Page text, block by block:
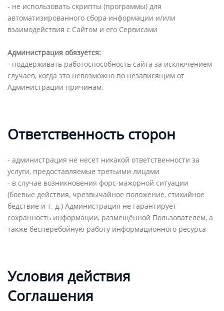
- не использовать скрипты (программы) для
автоматизированного сбора информации и/или
взаимодействия с Сайтом и его Сервисами
Администрация обязуется:
- поддерживать работоспособность сайта за исключением
случаев, когда это невозможно по независящим от
Администрации причинам.
Ответственность сторон
- администрация не несет никакой ответственности за
услуги, предоставляемые третьими лицами
- в случае возникновения форс-мажорной ситуации
(боевые действия, чрезвычайное положение, стихийное
бедствие и т. д.) Администрация не гарантирует
сохранность информации, размещённой Пользователем, а
также бесперебойную работу информационного ресурса
Условия действия
Соглашения